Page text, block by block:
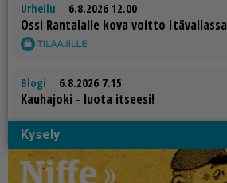
Urheilu 6.8.2026 12.00
Os­si Ran­ta­lal­le kova voit­to Itä­val­las­sa
Blogi 6.8.2026 7.15
Kau­ha­jo­ki - luo­ta it­see­si!
Kysely